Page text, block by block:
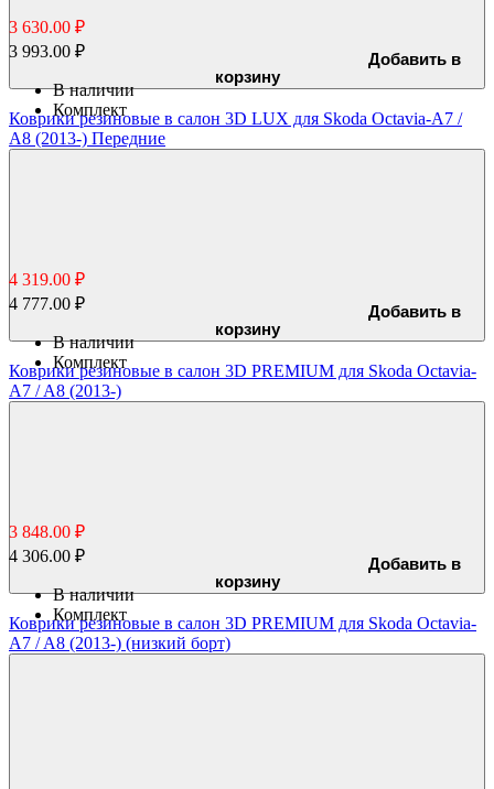
Добавить в
корзину
Коврики резиновые в салон 3D LUX для Skoda Octavia-A7 /
A8 (2013-) Передние
3 630.00 ₽
3 993.00 ₽
В наличии
Комплект
Добавить в
корзину
Коврики резиновые в салон 3D PREMIUM для Skoda Octavia-
A7 / A8 (2013-)
4 319.00 ₽
4 777.00 ₽
В наличии
Комплект
Добавить в
корзину
Коврики резиновые в салон 3D PREMIUM для Skoda Octavia-
A7 / A8 (2013-) (низкий борт)
3 848.00 ₽
4 306.00 ₽
В наличии
Комплект